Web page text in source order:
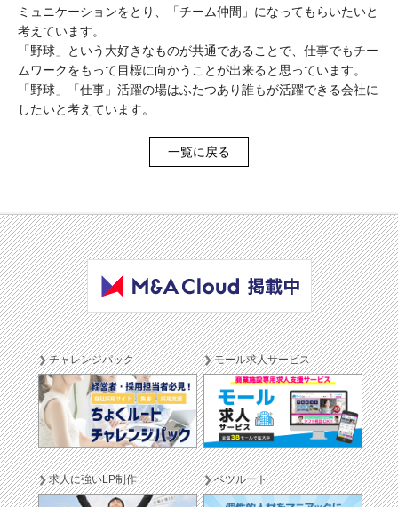
ミュニケーションをとり、「チーム仲間」になってもらいたいと
考えています。
「野球」という大好きなものが共通であることで、仕事でもチー
ムワークをもって目標に向かうことが出来ると思っています。
「野球」「仕事」活躍の場はふたつあり誰もが活躍できる会社に
したいと考えています。
一覧に戻る
チャレンジパック モール求人サービス
求人に強いLP制作 ベツルート